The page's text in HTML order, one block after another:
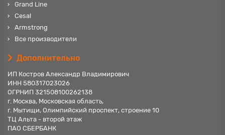
Grand Line
Cesal
Armstrong
Все производители
Дополнительно
ИП Костров Александр Владимирович
ИНН 580317023026
ОГРНИП 321508100262138
г. Москва, Московская область,
г. Мытищи, Олимпийский проспект, строение 10
ТЦ Альта - второй этаж
ПАО СБЕРБАНК